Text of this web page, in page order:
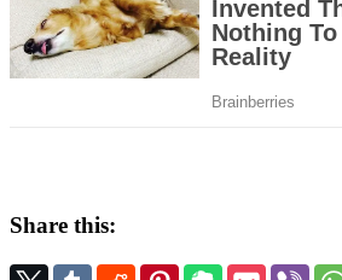
Share this: